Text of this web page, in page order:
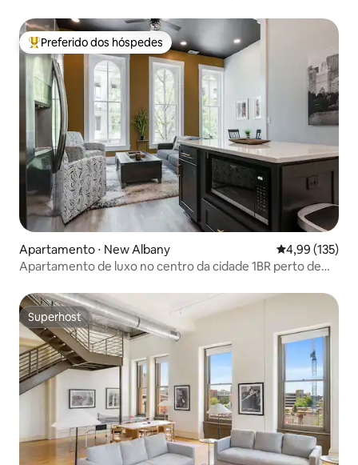
Entre os melhores preferidos dos hóspedes
Preferido dos hóspedes
Apartamento ⋅ New Albany 4,99 de uma
4,99 (135)
Apartamento de luxo no centro da cidade 1BR perto de
Superhost
Superhost